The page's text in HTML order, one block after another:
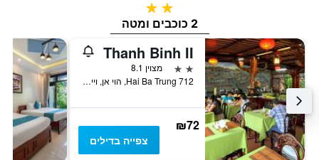
2 כוכבים
2 כוכבים ומטה
Thanh Binh II
2 כוכבים
מצוין 8.1
712 Hai Ba Trung, הוי אן, וייטנאם
₪72
צפייה בדילים